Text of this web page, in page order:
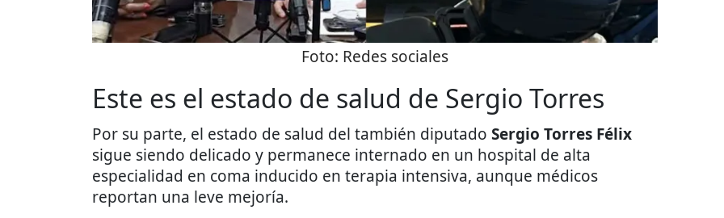
Foto: Redes sociales
Este es el estado de salud de Sergio Torres
Por su parte, el estado de salud del también diputado Sergio Torres Félix
sigue siendo delicado y permanece internado en un hospital de alta
especialidad en coma inducido en terapia intensiva, aunque médicos
reportan una leve mejoría.